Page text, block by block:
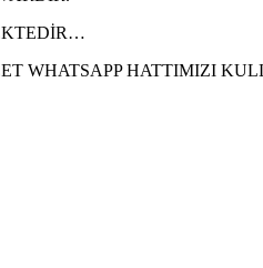
WHATSAPP HATTIMIZI